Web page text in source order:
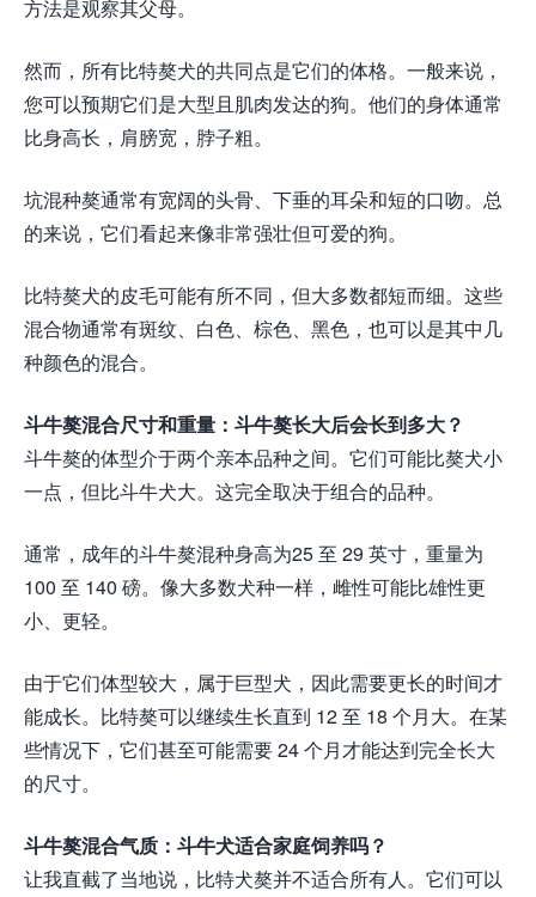
方法是观察其父母。
然而，所有比特獒犬的共同点是它们的体格。一般来说，
您可以预期它们是大型且肌肉发达的狗。他们的身体通常
比身高长，肩膀宽，脖子粗。
坑混种獒通常有宽阔的头骨、下垂的耳朵和短的口吻。总
的来说，它们看起来像非常强壮但可爱的狗。
比特獒犬的皮毛可能有所不同，但大多数都短而细。这些
混合物通常有斑纹、白色、棕色、黑色，也可以是其中几
种颜色的混合。
斗牛獒混合尺寸和重量：斗牛獒长大后会长到多大？
斗牛獒的体型介于两个亲本品种之间。它们可能比獒犬小
一点，但比斗牛犬大。这完全取决于组合的品种。
通常，成年的斗牛獒混种身高为25 至 29 英寸，重量为
100 至 140 磅。像大多数犬种一样，雌性可能比雄性更
小、更轻。
由于它们体型较大，属于巨型犬，因此需要更长的时间才
能成长。比特獒可以继续生长直到 12 至 18 个月大。在某
些情况下，它们甚至可能需要 24 个月才能达到完全长大
的尺寸。
斗牛獒混合气质：斗牛犬适合家庭饲养吗？
让我直截了当地说，比特犬獒并不适合所有人。它们可以